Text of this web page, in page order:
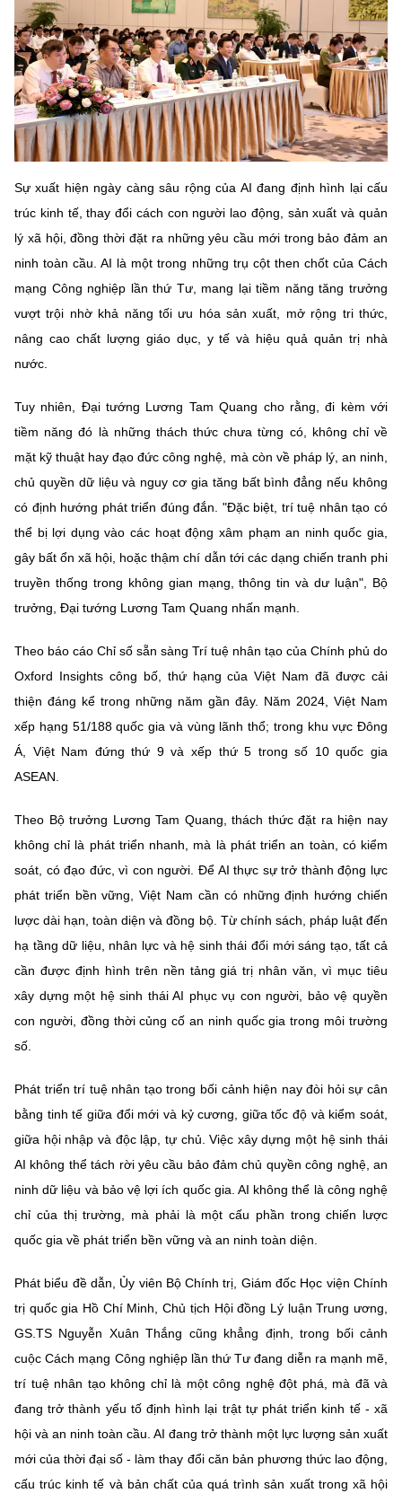
BỘ KHOA HỌC VÀ CÔNG NGHỆ
MINISTRY OF SCIENCE AND TECHNOLOGY
Điều khoản sử dụng Theo dõi MST: Góp ý
Cơ quan chủ quản: Bộ Khoa học và Công nghệ (MST)
Chịu trách nhiệm nội dung: Nguyễn Thị Hải Hằng
Liên hệ
Địa chỉ: Ban Biên tập Cổng TTĐT - 18 Nguyễn Du, TP. Hà Nội
Điện thoại: 024 3936 9506
©2026 Bản quyền thuộc Bộ Khoa Học và Công Nghệ
(Ghi rõ nguồn "https://mst.gov.vn" khi phát hành lại thông tin từ
website này)
Sự xuất hiện ngày càng sâu rộng của AI đang định hình lại cấu
trúc kinh tế, thay đổi cách con người lao động, sản xuất và quản
lý xã hội, đồng thời đặt ra những yêu cầu mới trong bảo đảm an
ninh toàn cầu. AI là một trong những trụ cột then chốt của Cách
mạng Công nghiệp lần thứ Tư, mang lại tiềm năng tăng trưởng
vượt trội nhờ khả năng tối ưu hóa sản xuất, mở rộng tri thức,
nâng cao chất lượng giáo dục, y tế và hiệu quả quản trị nhà
nước.
Tuy nhiên, Đại tướng Lương Tam Quang cho rằng, đi kèm với
tiềm năng đó là những thách thức chưa từng có, không chỉ về
mặt kỹ thuật hay đạo đức công nghệ, mà còn về pháp lý, an ninh,
chủ quyền dữ liệu và nguy cơ gia tăng bất bình đẳng nếu không
có định hướng phát triển đúng đắn. "Đặc biệt, trí tuệ nhân tạo có
thể bị lợi dụng vào các hoạt động xâm phạm an ninh quốc gia,
gây bất ổn xã hội, hoặc thậm chí dẫn tới các dạng chiến tranh phi
truyền thống trong không gian mạng, thông tin và dư luận", Bộ
trưởng, Đại tướng Lương Tam Quang nhấn mạnh.
Theo báo cáo Chỉ số sẵn sàng Trí tuệ nhân tạo của Chính phủ do
Oxford Insights công bố, thứ hạng của Việt Nam đã được cải
thiện đáng kể trong những năm gần đây. Năm 2024, Việt Nam
xếp hạng 51/188 quốc gia và vùng lãnh thổ; trong khu vực Đông
Á, Việt Nam đứng thứ 9 và xếp thứ 5 trong số 10 quốc gia
ASEAN.
Theo Bộ trưởng Lương Tam Quang, thách thức đặt ra hiện nay
không chỉ là phát triển nhanh, mà là phát triển an toàn, có kiểm
soát, có đạo đức, vì con người. Để AI thực sự trở thành động lực
phát triển bền vững, Việt Nam cần có những định hướng chiến
lược dài hạn, toàn diện và đồng bộ. Từ chính sách, pháp luật đến
hạ tầng dữ liệu, nhân lực và hệ sinh thái đổi mới sáng tạo, tất cả
cần được định hình trên nền tảng giá trị nhân văn, vì mục tiêu
xây dựng một hệ sinh thái AI phục vụ con người, bảo vệ quyền
con người, đồng thời củng cố an ninh quốc gia trong môi trường
số.
Phát triển trí tuệ nhân tạo trong bối cảnh hiện nay đòi hỏi sự cân
bằng tinh tế giữa đổi mới và kỷ cương, giữa tốc độ và kiểm soát,
giữa hội nhập và độc lập, tự chủ. Việc xây dựng một hệ sinh thái
AI không thể tách rời yêu cầu bảo đảm chủ quyền công nghệ, an
ninh dữ liệu và bảo vệ lợi ích quốc gia. AI không thể là công nghệ
chỉ của thị trường, mà phải là một cấu phần trong chiến lược
quốc gia về phát triển bền vững và an ninh toàn diện.
Phát biểu đề dẫn, Ủy viên Bộ Chính trị, Giám đốc Học viện Chính
trị quốc gia Hồ Chí Minh, Chủ tịch Hội đồng Lý luận Trung ương,
GS.TS Nguyễn Xuân Thắng cũng khẳng định, trong bối cảnh
cuộc Cách mạng Công nghiệp lần thứ Tư đang diễn ra mạnh mẽ,
trí tuệ nhân tạo không chỉ là một công nghệ đột phá, mà đã và
đang trở thành yếu tố định hình lại trật tự phát triển kinh tế - xã
hội và an ninh toàn cầu. AI đang trở thành một lực lượng sản xuất
mới của thời đại số - làm thay đổi căn bản phương thức lao động,
cấu trúc kinh tế và bản chất của quá trình sản xuất trong xã hội